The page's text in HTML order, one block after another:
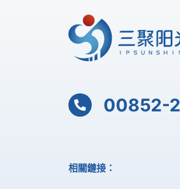
00852-
相關鏈接：